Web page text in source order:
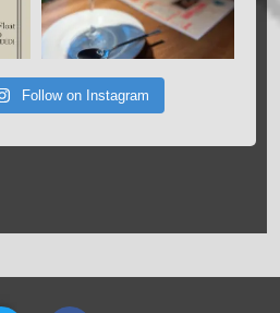
Follow on Instagram